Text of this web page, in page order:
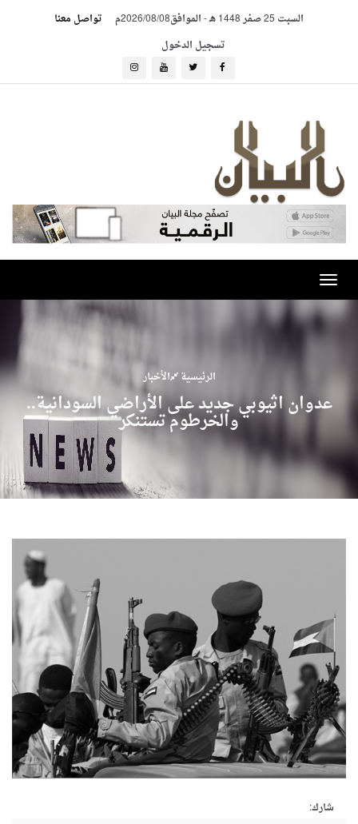
السبت 25 صفر 1448 هـ -الموافق2026/08/08م
تواصل معنا
تسجيل الدخول
Toggle
navigation
الرئيسية الأخبار
عدوان اثيوبي جديد على الأراضي السودانية..
والخرطوم تستنكر
شارك: